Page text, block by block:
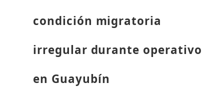
condición migratoria
irregular durante operativo
en Guayubín